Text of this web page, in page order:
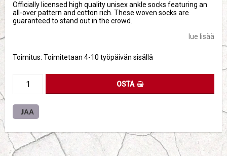
Officially licensed high quality unisex ankle socks featuring an
all-over pattern and cotton rich. These woven socks are
guaranteed to stand out in the crowd.
lue lisää
Toimitus: Toimitetaan 4-10 työpäivän sisällä
OSTA
JAA